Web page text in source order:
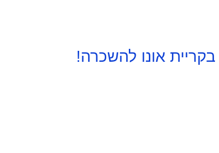
אונו להשכרה!